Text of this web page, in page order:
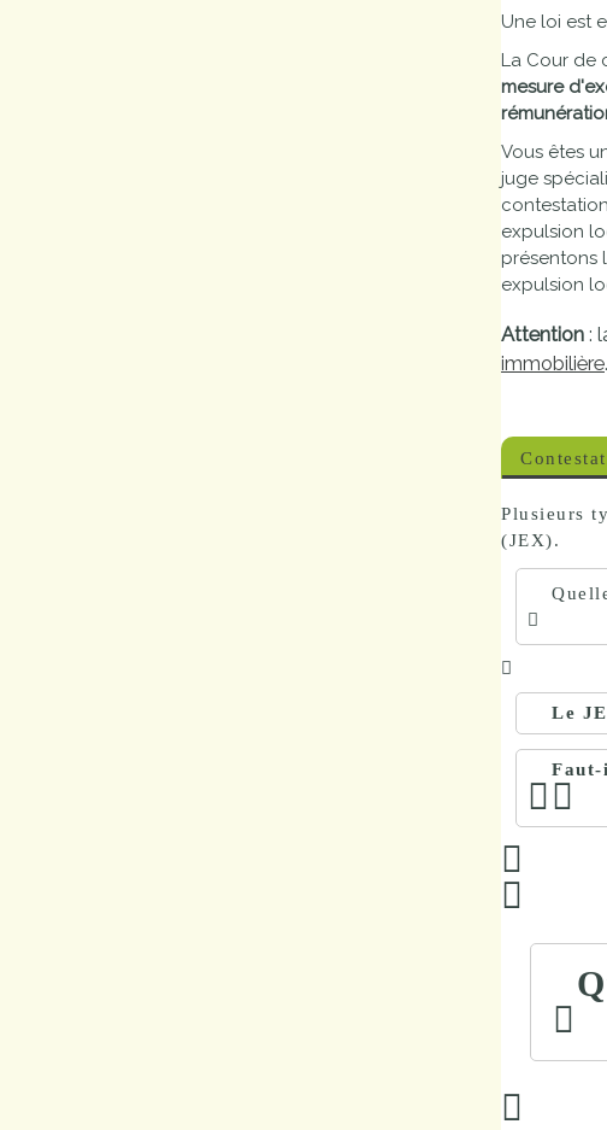
Une loi est
La Cour de
mesure
Vous êtes
juge
expulsion
présentons
expulsion
Attention :
immobilière.
Plusieurs
(JEX).
Le
Faut-